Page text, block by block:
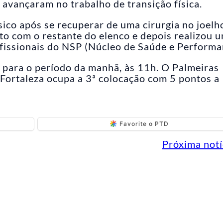
no trabalho de transição física.
após se recuperar de uma cirurgia no
com o restante do elenco e depois realizou
do NSP (Núcleo de Saúde e
o período da manhã, às 11h. O Palmeiras
ocupa a 3ª colocação com 5 pontos a
Favorite o PTD
Próxima